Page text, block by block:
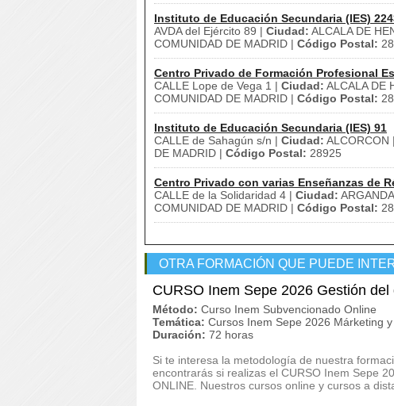
Instituto de Educación Secundaria (IES)
AVDA del Ejército 89 | Ciudad: ALCALA DE
COMUNIDAD DE MADRID | Código Postal:
Centro Privado de Formación Profesional
CALLE Lope de Vega 1 | Ciudad: ALCALA DE
COMUNIDAD DE MADRID | Código Postal:
Instituto de Educación Secundaria (IES) 91
CALLE de Sahagún s/n | Ciudad: ALCORCON |
DE MADRID | Código Postal: 28925
Centro Privado con varias Enseñanzas de
CALLE de la Solidaridad 4 | Ciudad:
COMUNIDAD DE MADRID | Código Postal:
OTRA FORMACIÓN QUE PUEDE
CURSO Inem Sepe 2026 Gestión
Método: Curso Inem Subvencionado Online
Temática: Cursos Inem Sepe 2026 Márketing
Duración: 72 horas
Si te interesa la metodología de nuestra
encontrarás si realizas el CURSO Inem Sepe
ONLINE. Nuestros cursos online y cursos a